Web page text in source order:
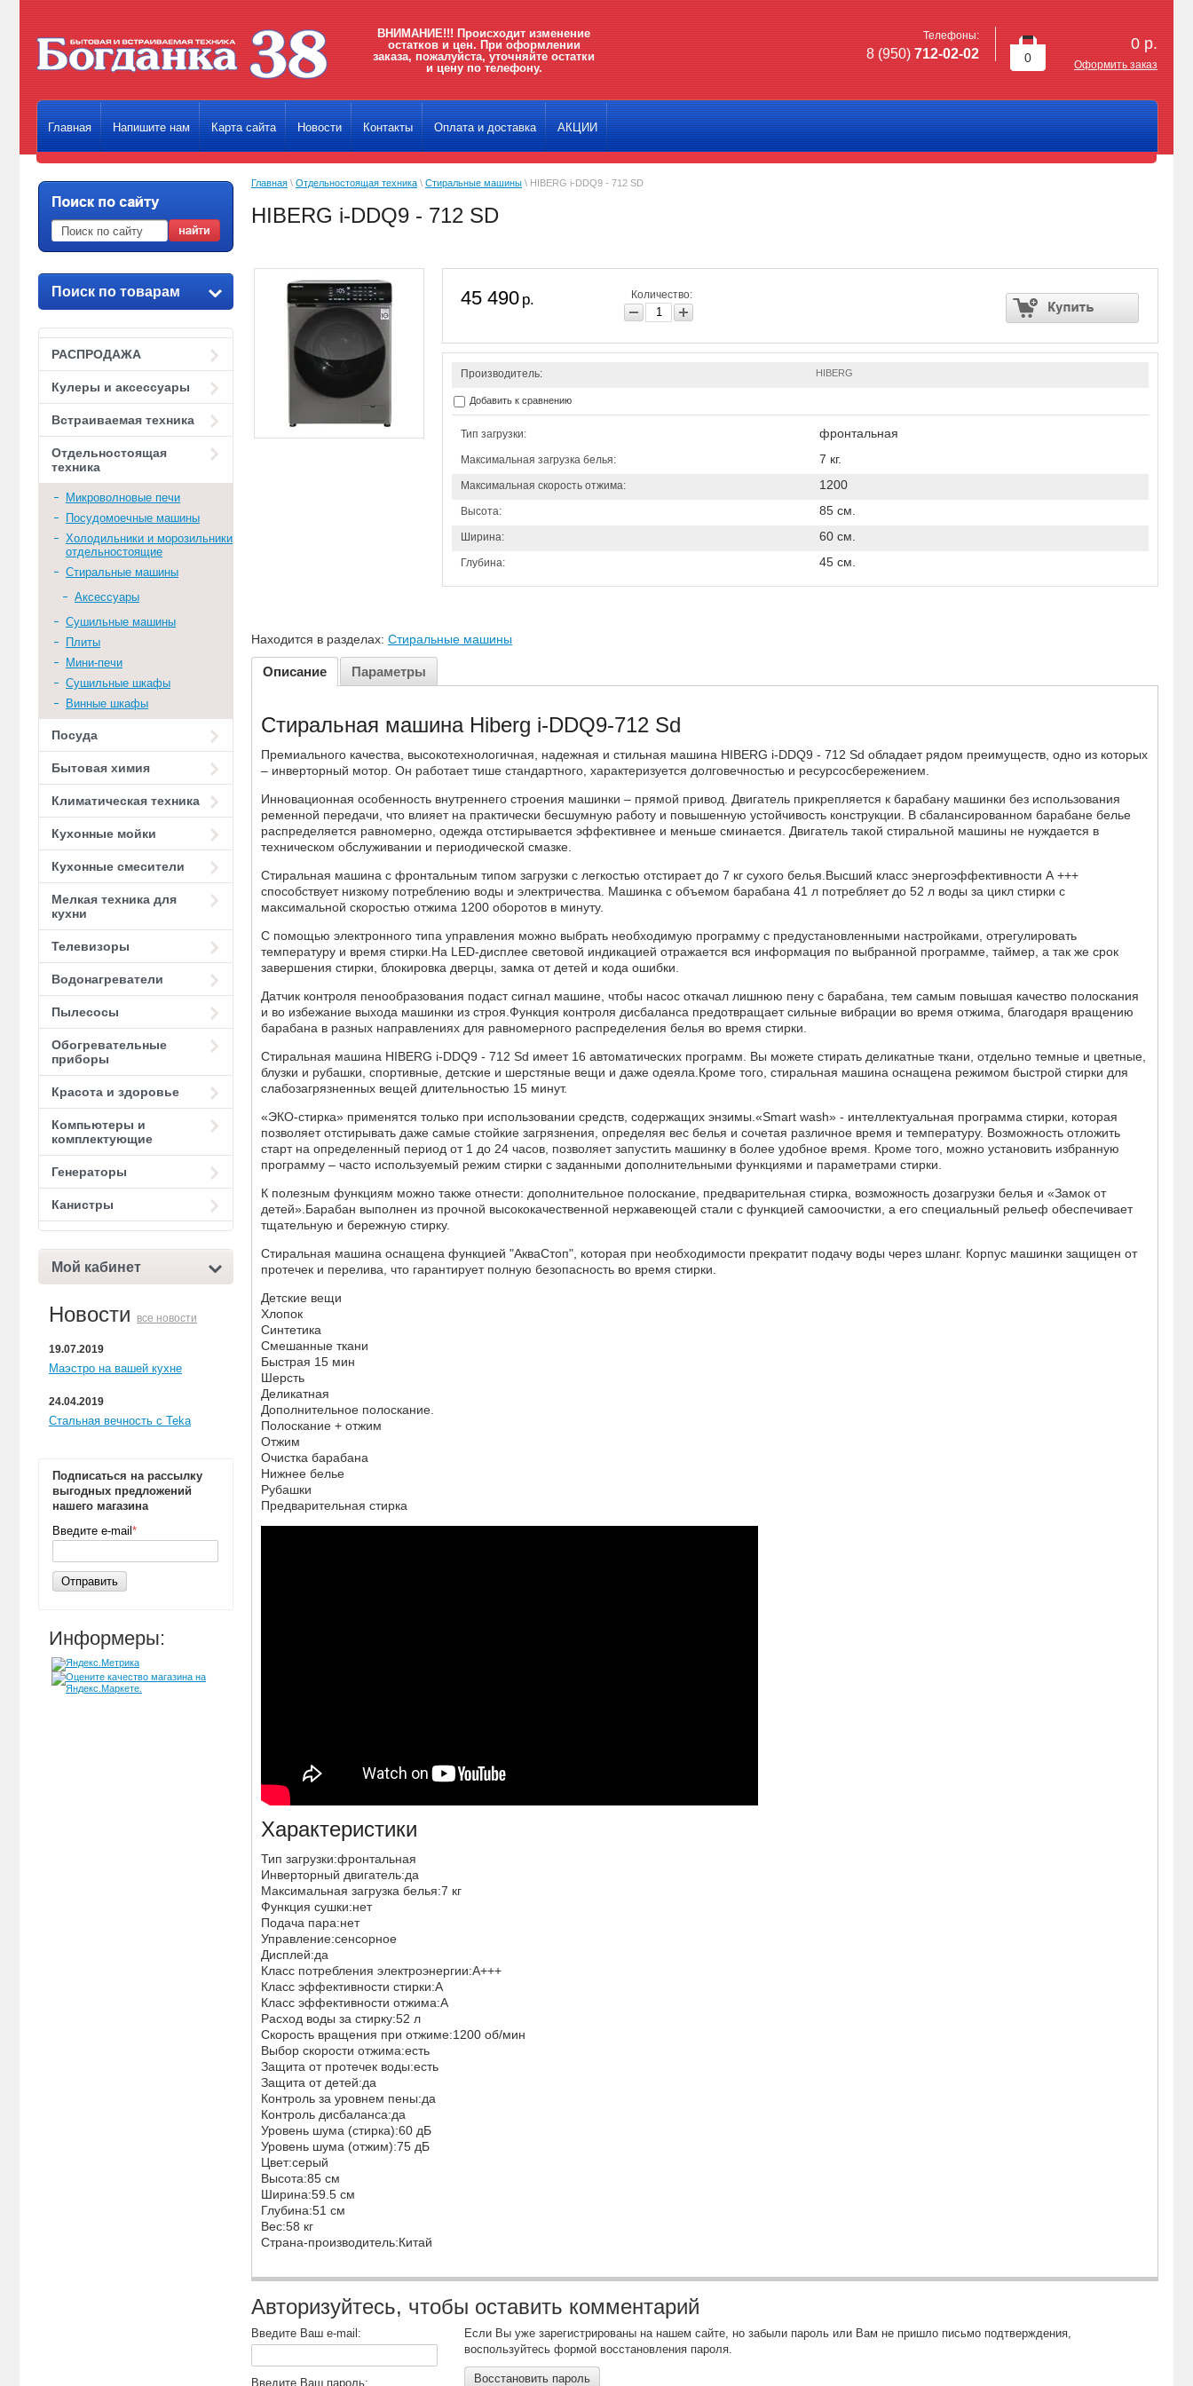
ВНИМАНИЕ!!! Происходит изменение
остатков и цен. При оформлении
заказа, пожалуйста, уточняйте остатки
и цену по телефону.
0
0 р.
Оформить заказ
Телефоны:
8 (950) 712-02-02
Главная Напишите нам Карта сайта Новости Контакты Оплата и доставка АКЦИИ
Поиск по товарам
РАСПРОДАЖА
Кулеры и аксессуары
Встраиваемая техника
Отдельностоящая
техника
Микроволновые печи
Посудомоечные машины
Холодильники и морозильники
отдельностоящие
Стиральные машины
Аксессуары
Сушильные машины
Плиты
Мини-печи
Сушильные шкафы
Винные шкафы
Посуда
Бытовая химия
Климатическая техника
Кухонные мойки
Кухонные смесители
Мелкая техника для
кухни
Телевизоры
Водонагреватели
Пылесосы
Обогревательные
приборы
Красота и здоровье
Компьютеры и
комплектующие
Генераторы
Канистры
Мой кабинет
Новости все новости
19.07.2019
Маэстро на вашей кухне
24.04.2019
Стальная вечность с Teka
Подписаться на рассылку
выгодных предложений
нашего магазина
Введите e-mail *
Отправить
Информеры:
Главная \ Отдельностоящая техника \ Стиральные машины \ HIBERG i-DDQ9 - 712 SD
HIBERG i-DDQ9 - 712 SD
45 490 р. Количество:
Производитель: HIBERG
Добавить к сравнению
Тип загрузки: фронтальная
Максимальная загрузка белья: 7 кг.
Максимальная скорость отжима: 1200
Высота: 85 см.
Ширина: 60 см.
Глубина: 45 см.
Находится в разделах: Стиральные машины
Описание Параметры
Стиральная машина Hiberg i-DDQ9-712 Sd
Премиального качества, высокотехнологичная, надежная и стильная машина HIBERG i-DDQ9 - 712 Sd обладает рядом преимуществ, одно из которых
– инверторный мотор. Он работает тише стандартного, характеризуется долговечностью и ресурсосбережением.
Инновационная особенность внутреннего строения машинки – прямой привод. Двигатель прикрепляется к барабану машинки без использования
ременной передачи, что влияет на практически бесшумную работу и повышенную устойчивость конструкции. В сбалансированном барабане белье
распределяется равномерно, одежда отстирывается эффективнее и меньше сминается. Двигатель такой стиральной машины не нуждается в
техническом обслуживании и периодической смазке.
Стиральная машина с фронтальным типом загрузки с легкостью отстирает до 7 кг сухого белья.Высший класс энергоэффективности А +++
способствует низкому потреблению воды и электричества. Машинка с объемом барабана 41 л потребляет до 52 л воды за цикл стирки с
максимальной скоростью отжима 1200 оборотов в минуту.
С помощью электронного типа управления можно выбрать необходимую программу с предустановленными настройками, отрегулировать
температуру и время стирки.На LED-дисплее световой индикацией отражается вся информация по выбранной программе, таймер, а так же срок
завершения стирки, блокировка дверцы, замка от детей и кода ошибки.
Датчик контроля пенообразования подаст сигнал машине, чтобы насос откачал лишнюю пену с барабана, тем самым повышая качество полоскания
и во избежание выхода машинки из строя.Функция контроля дисбаланса предотвращает сильные вибрации во время отжима, благодаря вращению
барабана в разных направлениях для равномерного распределения белья во время стирки.
Стиральная машина HIBERG i-DDQ9 - 712 Sd имеет 16 автоматических программ. Вы можете стирать деликатные ткани, отдельно темные и цветные,
блузки и рубашки, спортивные, детские и шерстяные вещи и даже одеяла.Кроме того, стиральная машина оснащена режимом быстрой стирки для
слабозагрязненных вещей длительностью 15 минут.
«ЭКО-стирка» применятся только при использовании средств, содержащих энзимы.«Smart wash» - интеллектуальная программа стирки, которая
позволяет отстирывать даже самые стойкие загрязнения, определяя вес белья и сочетая различное время и температуру. Возможность отложить
старт на определенный период от 1 до 24 часов, позволяет запустить машинку в более удобное время. Кроме того, можно установить избранную
программу – часто используемый режим стирки с заданными дополнительными функциями и параметрами стирки.
К полезным функциям можно также отнести: дополнительное полоскание, предварительная стирка, возможность дозагрузки белья и «Замок от
детей».Барабан выполнен из прочной высококачественной нержавеющей стали с функцией самоочистки, а его специальный рельеф обеспечивает
тщательную и бережную стирку.
Стиральная машина оснащена функцией "АкваСтоп", которая при необходимости прекратит подачу воды через шланг. Корпус машинки защищен от
протечек и перелива, что гарантирует полную безопасность во время стирки.
Детские вещи
Хлопок
Синтетика
Смешанные ткани
Быстрая 15 мин
Шерсть
Деликатная
Дополнительное полоскание.
Полоскание + отжим
Отжим
Очистка барабана
Нижнее белье
Рубашки
Предварительная стирка
Характеристики
Тип загрузки:фронтальная
Инверторный двигатель:да
Максимальная загрузка белья:7 кг
Функция сушки:нет
Подача пара:нет
Управление:сенсорное
Дисплей:да
Класс потребления электроэнергии:A+++
Класс эффективности стирки:A
Класс эффективности отжима:A
Расход воды за стирку:52 л
Скорость вращения при отжиме:1200 об/мин
Выбор скорости отжима:есть
Защита от протечек воды:есть
Защита от детей:да
Контроль за уровнем пены:да
Контроль дисбаланса:да
Уровень шума (стирка):60 дБ
Уровень шума (отжим):75 дБ
Цвет:серый
Высота:85 см
Ширина:59.5 см
Глубина:51 см
Вес:58 кг
Страна-производитель:Китай
Авторизуйтесь, чтобы оставить комментарий
Введите Ваш e-mail:
Введите Ваш пароль:
Если Вы уже зарегистрированы на нашем сайте, но забыли пароль или Вам не пришло письмо подтверждения,
воспользуйтесь формой восстановления пароля.
Восстановить пароль